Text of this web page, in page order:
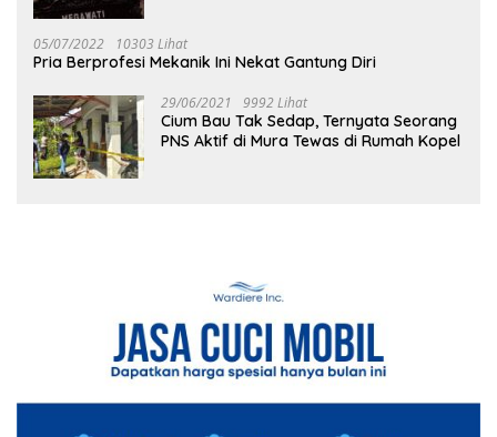
05/07/2022 10303 Lihat
Pria Berprofesi Mekanik Ini Nekat Gantung Diri
29/06/2021 9992 Lihat
Cium Bau Tak Sedap, Ternyata Seorang
PNS Aktif di Mura Tewas di Rumah Kopel